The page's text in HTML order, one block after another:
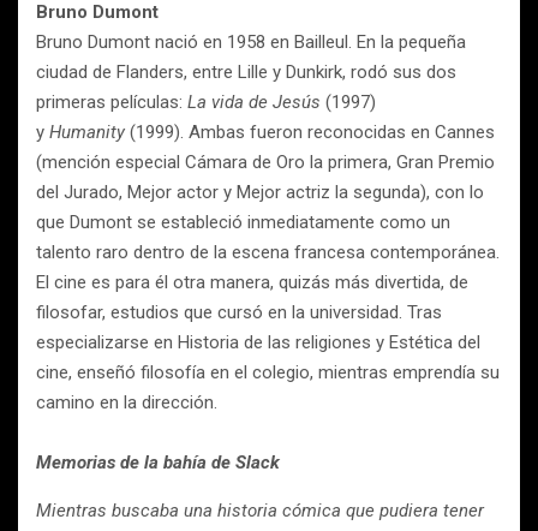
Bruno Dumont
Bruno Dumont nació en 1958 en Bailleul. En la pequeña
ciudad de Flanders, entre Lille y Dunkirk, rodó sus dos
primeras películas: La vida de Jesús (1997)
y Humanity (1999). Ambas fueron reconocidas en Cannes
(mención especial Cámara de Oro la primera, Gran Premio
del Jurado, Mejor actor y Mejor actriz la segunda), con lo
que Dumont se estableció inmediatamente como un
talento raro dentro de la escena francesa contemporánea.
El cine es para él otra manera, quizás más divertida, de
filosofar, estudios que cursó en la universidad. Tras
especializarse en Historia de las religiones y Estética del
cine, enseñó filosofía en el colegio, mientras emprendía su
camino en la dirección.
Memorias de la bahía de Slack
Mientras buscaba una historia cómica que pudiera tener